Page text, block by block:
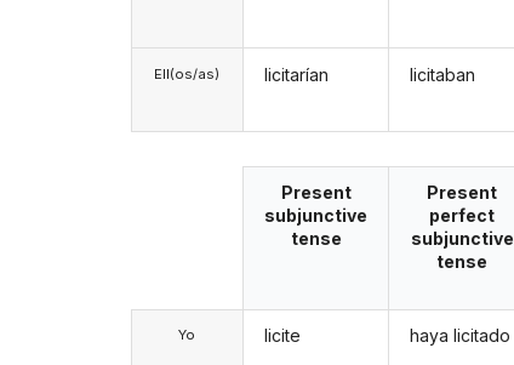
Ell(os/as) licitarían licitaban
Yo
Present
subjunctive
tense
licite
Present
perfect
subjunctive
tense
haya licitado